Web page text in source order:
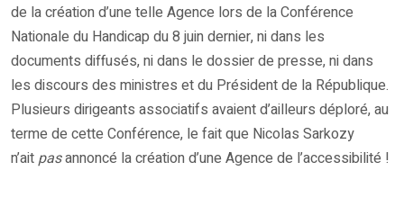
de la création d’une telle Agence lors de la Conférence
Nationale du Handicap du 8 juin dernier, ni dans les
documents diffusés, ni dans le dossier de presse, ni dans
les discours des ministres et du Président de la République.
Plusieurs dirigeants associatifs avaient d’ailleurs déploré, au
terme de cette Conférence, le fait que Nicolas Sarkozy
n’ait pasannoncé la création d’une Agence de l’accessibilité !